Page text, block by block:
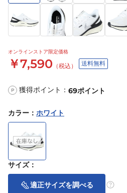
オンラインストア限定価格
￥7,590 （税込） 送料無料
P 獲得ポイント： 69ポイント
カラー ： ホワイト
サイズ：
適正サイズを調べる